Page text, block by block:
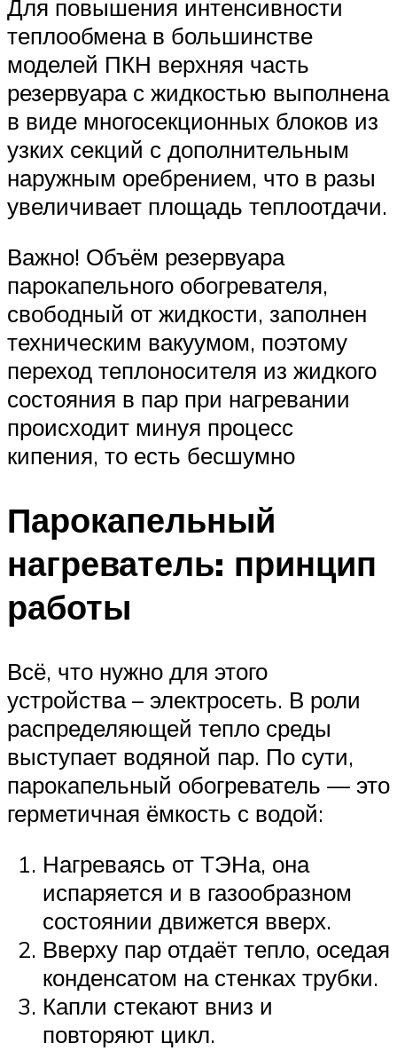
Для повышения интенсивности
теплообмена в большинстве
моделей ПКН верхняя часть
резервуара с жидкостью выполнена
в виде многосекционных блоков из
узких секций с дополнительным
наружным оребрением, что в разы
увеличивает площадь теплоотдачи.
Важно! Объём резервуара
парокапельного обогревателя,
свободный от жидкости, заполнен
техническим вакуумом, поэтому
переход теплоносителя из жидкого
состояния в пар при нагревании
происходит минуя процесс
кипения, то есть бесшумно
Парокапельный
нагреватель: принцип
работы
Всё, что нужно для этого
устройства – электросеть. В роли
распределяющей тепло среды
выступает водяной пар. По сути,
парокапельный обогреватель — это
герметичная ёмкость с водой:
Нагреваясь от ТЭНа, она
испаряется и в газообразном
состоянии движется вверх.
Вверху пар отдаёт тепло, оседая
конденсатом на стенках трубки.
Капли стекают вниз и
повторяют цикл.